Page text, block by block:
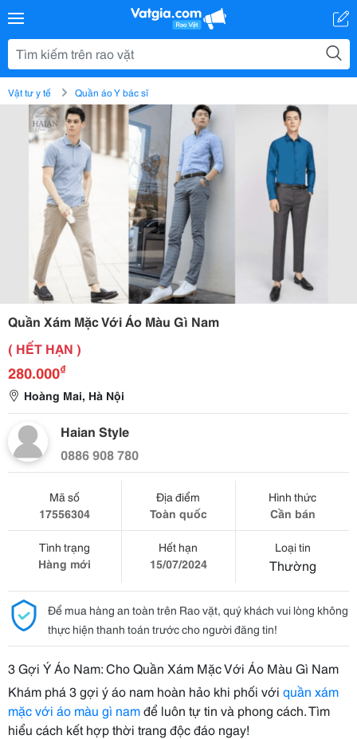
Vật tư y tế Quần áo Y bác sĩ
Quần Xám Mặc Với Áo Màu Gì Nam
( HẾT HẠN )
280.000₫
Hoàng Mai, Hà Nội
Haian Style
0886 908 780
Mã số
17556304
Địa điểm
Toàn quốc
Hình thức
Cần bán
Tình trạng
Hàng mới
Hết hạn
15/07/2024
Loại tin
Thường
Để mua hàng an toàn trên Rao vặt, quý khách vui lòng không
thực hiện thanh toán trước cho người đăng tin!
3 Gợi Ý Áo Nam: Cho Quần Xám Mặc Với Áo Màu Gì Nam
Khám phá 3 gợi ý áo nam hoàn hảo khi phối với quần xám
mặc với áo màu gì namđể luôn tự tin và phong cách. Tìm
hiểu cách kết hợp thời trang độc đáo ngay!